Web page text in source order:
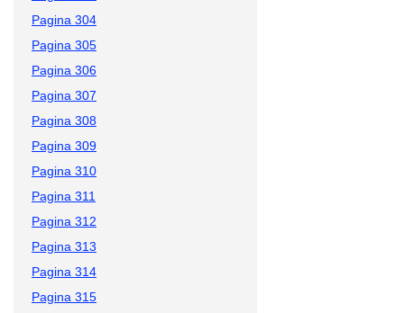
Pagina 304
Pagina 305
Pagina 306
Pagina 307
Pagina 308
Pagina 309
Pagina 310
Pagina 311
Pagina 312
Pagina 313
Pagina 314
Pagina 315